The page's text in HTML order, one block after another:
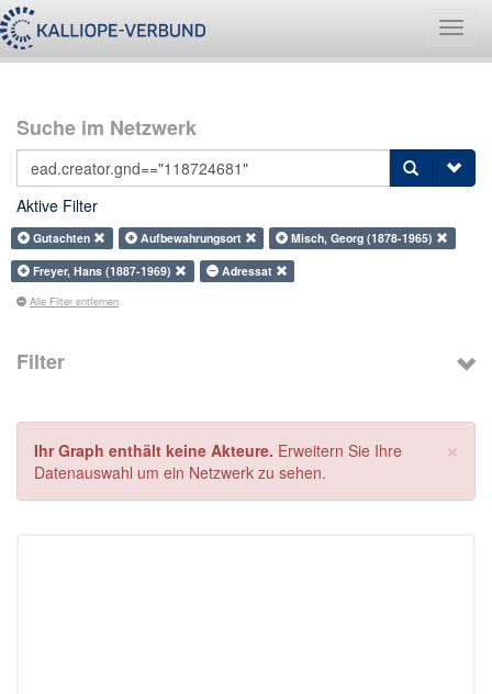
Suche im Netzwerk
Aktive Filter
Gutachten Aufbewahrungsort
Misch, Georg (1878-1965)
Freyer, Hans (1887-1969)
Adressat
Alle Filter entfernen
Filter
×
Ihr Graph enthält keine Akteure. Erweitern Sie Ihre
Datenauswahl um ein Netzwerk zu sehen.